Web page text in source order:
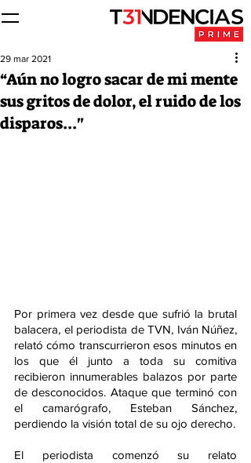
“Aún no logro sacar de mi mente
sus gritos de dolor, el ruido de los
disparos..."
29 mar 2021
Por primera vez desde que sufrió la brutal
balacera, el periodista de TVN, Iván Núñez,
relató cómo transcurrieron esos minutos en
los que él junto a toda su comitiva
recibieron innumerables balazos por parte
de desconocidos. Ataque que terminó con
el camarógrafo, Esteban Sánchez,
perdiendo la visión total de su ojo derecho.
El periodista comenzó su relato